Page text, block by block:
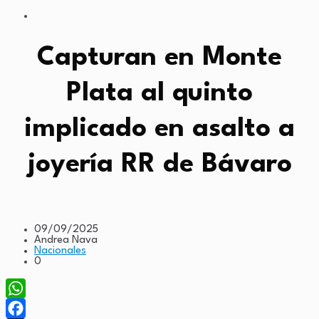
Capturan en Monte
Plata al quinto
implicado en asalto a
joyería RR de Bávaro
09/09/2025
Andrea Nava
Nacionales
0
WhatsApp